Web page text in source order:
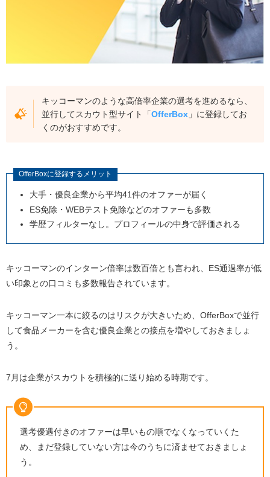
キッコーマンのような高倍率企業の選考を進めるなら、
並行してスカウト型サイト「OfferBox 」に登録してお
くのがおすすめです。
OfferBoxに登録するメリット
大手・優良企業から平均41件のオファーが届く
ES免除・WEBテスト免除などのオファーも多数
学歴フィルターなし。プロフィールの中身で評価される
キッコーマンのインターン倍率は数百倍とも言われ、ES通過率が低
い印象との口コミも多数報告されています。
キッコーマン一本に絞るのはリスクが大きいため、OfferBoxで並行
して食品メーカーを含む優良企業との接点を増やしておきましょ
う。
7月は企業がスカウトを積極的に送り始める時期です。
選考優遇付きのオファーは早いもの順でなくなっていくた
め、まだ登録していない方は今のうちに済ませておきましょ
う。